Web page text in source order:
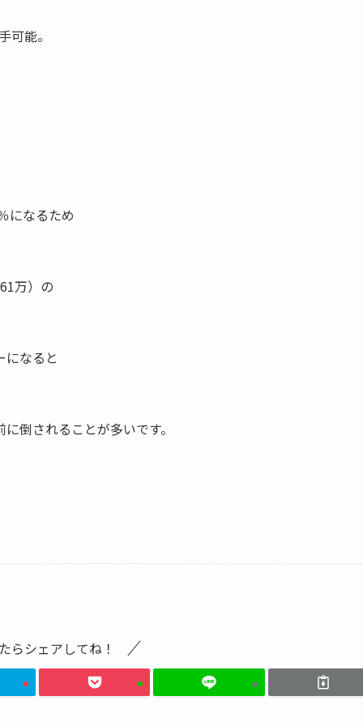
可能。
になるため
万）の
になると
倒されることが多いです。
らシェアしてね！